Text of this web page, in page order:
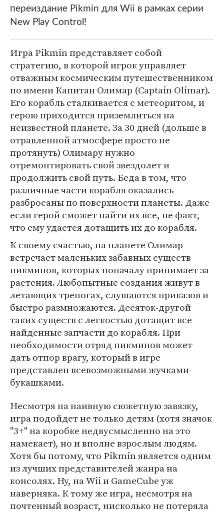
переиздание Pikmin для Wii в рамках серии
New Play Control!
Игра Pikmin представляет собой
стратегию, в которой игрок управляет
отважным космическим путешественником
по имени Капитан Олимар (Captain Olimar).
Его корабль сталкивается с метеоритом, и
герою приходится приземлиться на
неизвестной планете. За 30 дней (дольше в
отравленной атмосфере просто не
протянуть) Олимару нужно
отремонтировать свой звездолет и
продолжить свой путь. Беда в том, что
различные части корабля оказались
разбросаны по поверхности планеты. Даже
если герой сможет найти их все, не факт,
что ему удастся дотащить их до корабля.
К своему счастью, на планете Олимар
встречает маленьких забавных существ
пикминов, которых поначалу принимает за
растения. Любопытные создания живут в
летающих треногах, слушаются приказов и
быстро размножаются. Десяток-другой
таких существ с легкостью дотащит все
найденные запчасти до корабля. При
необходимости отряд пикминов может
дать отпор врагу, который в игре
представлен всевозможными жучками-
букашками.
Несмотря на наивную сюжетную завязку,
игра подойдет не только детям (хотя значок
"3+" на коробке недвусмысленно на это
намекает), но и вполне взрослым людям.
Хотя бы потому, что Pikmin является одним
из лучших представителей жанра на
консолях. Ну, на Wii и GameCube уж
наверняка. К тому же игра, несмотря на
почтенный возраст, нисколько не потеряла